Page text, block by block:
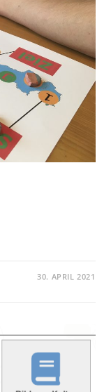
30. APRIL 2021